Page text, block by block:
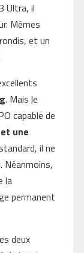
Ultra, il
Mêmes
et un
. Mais le
capable de
une
il ne
Néanmoins,
la
permanent
deux